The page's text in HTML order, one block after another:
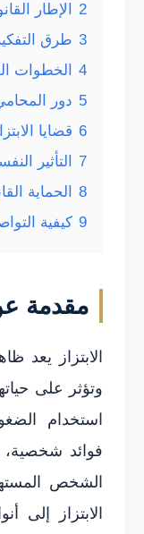
2
الإطار
3 طرق
4
الخطوات
5 دور
6 قضايا
7
التأثير
8
الحماية
9 كيفية
مقدمة عن
الابتزاز يعد
وتؤثر على
استخدام
فوائد شخصية،
الشخص
الابتزاز إلى